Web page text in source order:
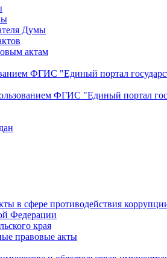
Думы
актам
ФГИС "Единый портал
ФГИС "Единый портал
в сфере противодействия
Федерации
края
правовые акты